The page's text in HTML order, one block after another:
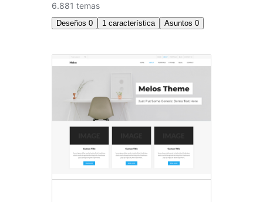
6.881 temas
Deseños 0 1 característica Asuntos 0
Fondo
personalizado